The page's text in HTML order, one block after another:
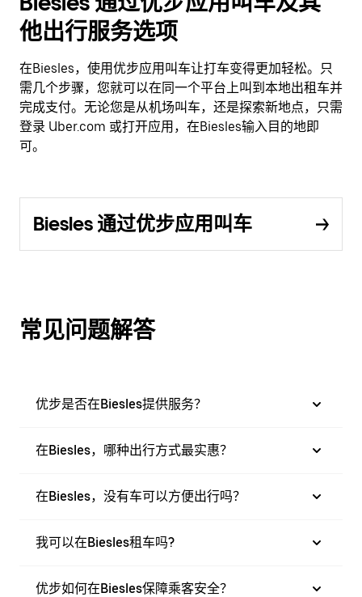
他出行服务选项
在Biesles，使用优步应用叫车让打车变得更加轻松。只
需几个步骤，您就可以在同一个平台上叫到本地出租车并
完成支付。无论您是从机场叫车，还是探索新地点，只需
登录 Uber.com 或打开应用，在Biesles输入目的地即
可。
Biesles 通过优步应用叫车
常见问题解答
优步是否在Biesles提供服务？
在Biesles，哪种出行方式最实惠？
在Biesles，没有车可以方便出行吗？
我可以在Biesles租车吗?
优步如何在Biesles保障乘客安全？